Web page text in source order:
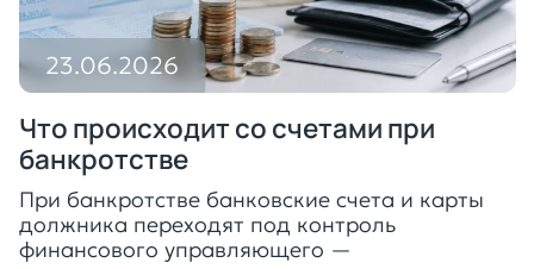
23.06.2026
Что происходит со счетами при
банкротстве
При банкротстве банковские счета и карты
должника переходят под контроль
финансового управляющего —